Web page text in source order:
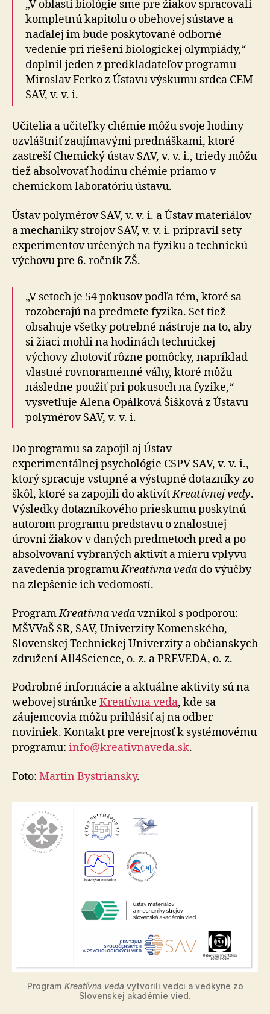
„V oblasti biológie sme pre žiakov spracovali
kompletnú kapitolu o obehovej sústave a
naďalej im bude poskytované odborné
vedenie pri riešení biologickej olympiády,“
doplnil jeden z predkladateľov programu
Miroslav Ferko z Ústavu výskumu srdca CEM
SAV, v. v. i.
Učitelia a učiteľky chémie môžu svoje hodiny
ozvláštniť zaujímavými prednáškami, ktoré
zastreší Chemický ústav SAV, v. v. i., triedy môžu
tiež absolvovať hodinu chémie priamo v
chemickom laboratóriu ústavu.
Ústav polymérov SAV, v. v. i. a Ústav materiálov
a mechaniky strojov SAV, v. v. i. pripravil sety
experimentov určených na fyziku a technickú
výchovu pre 6. ročník ZŠ.
„V setoch je 54 pokusov podľa tém, ktoré sa
rozoberajú na predmete fyzika. Set tiež
obsahuje všetky potrebné nástroje na to, aby
si žiaci mohli na hodinách technickej
výchovy zhotoviť rôzne pomôcky, napríklad
vlastné rovnoramenné váhy, ktoré môžu
následne použiť pri pokusoch na fyzike,“
vysvetľuje Alena Opálková Šišková z Ústavu
polymérov SAV, v. v. i.
Do programu sa zapojil aj Ústav
experimentálnej psychológie CSPV SAV, v. v. i.,
ktorý spracuje vstupné a výstupné dotazníky zo
škôl, ktoré sa zapojili do aktivítKreatívnej vedy.
Výsledky dotazníkového prieskumu poskytnú
autorom programu predstavu o znalostnej
úrovni žiakov v daných predmetoch pred a po
absolvovaní vybraných aktivít a mieru vplyvu
zavedenia programuKreatívna veda do výučby
na zlepšenie ich vedomostí.
ProgramKreatívna vedavznikol s podporou:
MŠVVaŠ SR, SAV, Univerzity Komenského,
Slovenskej Technickej Univerzity a občianskych
združení All4Science, o. z. a PREVEDA, o. z.
Podrobné informácie a aktuálne aktivity sú na
webovej stránke Kreatívna veda, kde sa
záujemcovia môžu prihlásiť aj na odber
noviniek. Kontakt pre verejnosť k systémovému
programu: info@kreativnaveda.sk.
Foto: Martin Bystriansky.
Program Kreatívna vedavytvorili vedci a vedkyne zo
Slovenskej akadémie vied.